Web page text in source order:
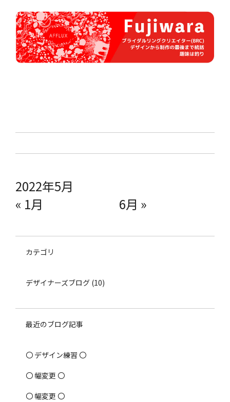
2022年5月
« 1月
6月 »
カテゴリ
デザイナーズブログ (10)
最近のブログ記事
〇 デザイン練習 〇
〇 幅変更 〇
〇 幅変更 〇